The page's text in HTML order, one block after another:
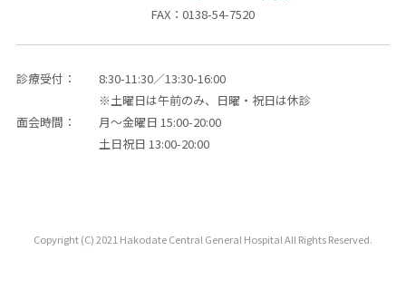
FAX：0138-54-7520
診療受付：
8:30-11:30／13:30-16:00
※土曜日は午前のみ、日曜・祝日は休診
面会時間：
月～金曜日 15:00-20:00
土日祝日 13:00-20:00
Copyright (C) 2021 Hakodate Central General Hospital All Rights Reserved.